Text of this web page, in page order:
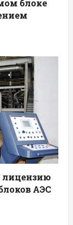
блоке
лицензию
АЭС